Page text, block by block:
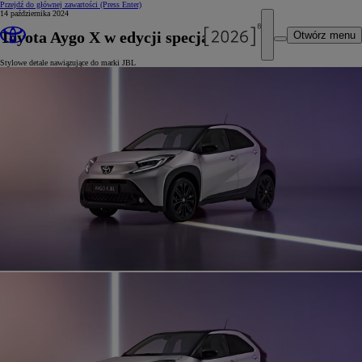
Przejdź do głównej zawartości (Press Enter)
Otwórz menu
14 października 2024
Toyota Aygo X w edycji specjalnej JBL
Stylowe detale nawiązujące do marki JBL